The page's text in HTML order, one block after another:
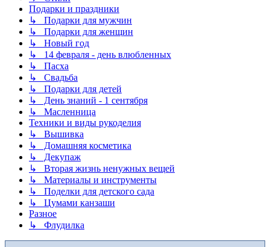
Подарки и праздники
↳ Подарки для мужчин
↳ Подарки для женщин
↳ Новый год
↳ 14 февраля - день влюбленных
↳ Пасха
↳ Свадьба
↳ Подарки для детей
↳ День знаний - 1 сентября
↳ Масленница
Техники и виды рукоделия
↳ Вышивка
↳ Домашняя косметика
↳ Декупаж
↳ Вторая жизнь ненужных вещей
↳ Материалы и инструменты
↳ Поделки для детского сада
↳ Цумами канзаши
Разное
↳ Флудилка